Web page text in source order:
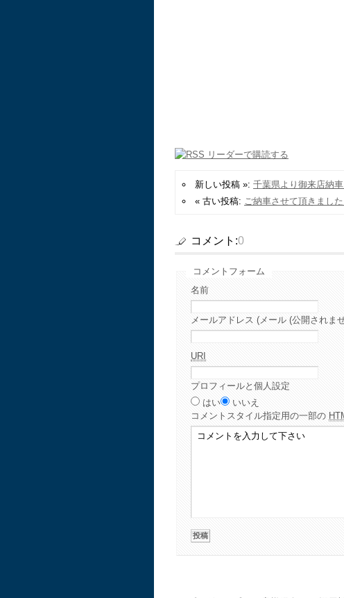
新しい投稿 »: 千葉県より御来店納
« 古い投稿: ご納車させて頂きま
コメント:0
コメントフォーム
名前
メールアドレス (メール (公開されま
URI
プロフィールと個人設定
はい
いいえ
コメント スタイル指定用の一部の